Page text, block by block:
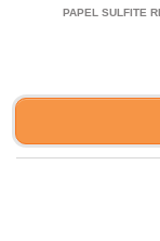
PAPEL SULFITE